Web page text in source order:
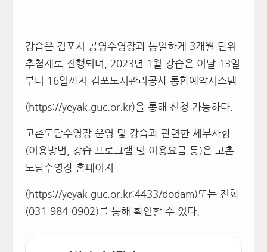
강습은 김포시 공영수영장과 동일하게 3개월 단위
추첨제로 진행되며, 2023년 1월 강습은 이달 13일
부터 16일까지 김포도시관리공사 통합예약시스템
(https://yeyak.guc.or.kr)을 통해 신청 가능하다.
고촌도담수영장 운영 및 강습과 관련한 세부사항
(이용방법, 강습 프로그램 및 이용요금 등)은 고촌
도담수영장 홈페이지
(https://yeyak.guc.or.kr:4433/dodam)또는 전화
(031-984-0902)를 통해 확인할 수 있다.